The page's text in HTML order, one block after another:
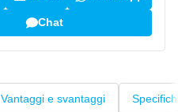
Chat
Vantaggi e svantaggi